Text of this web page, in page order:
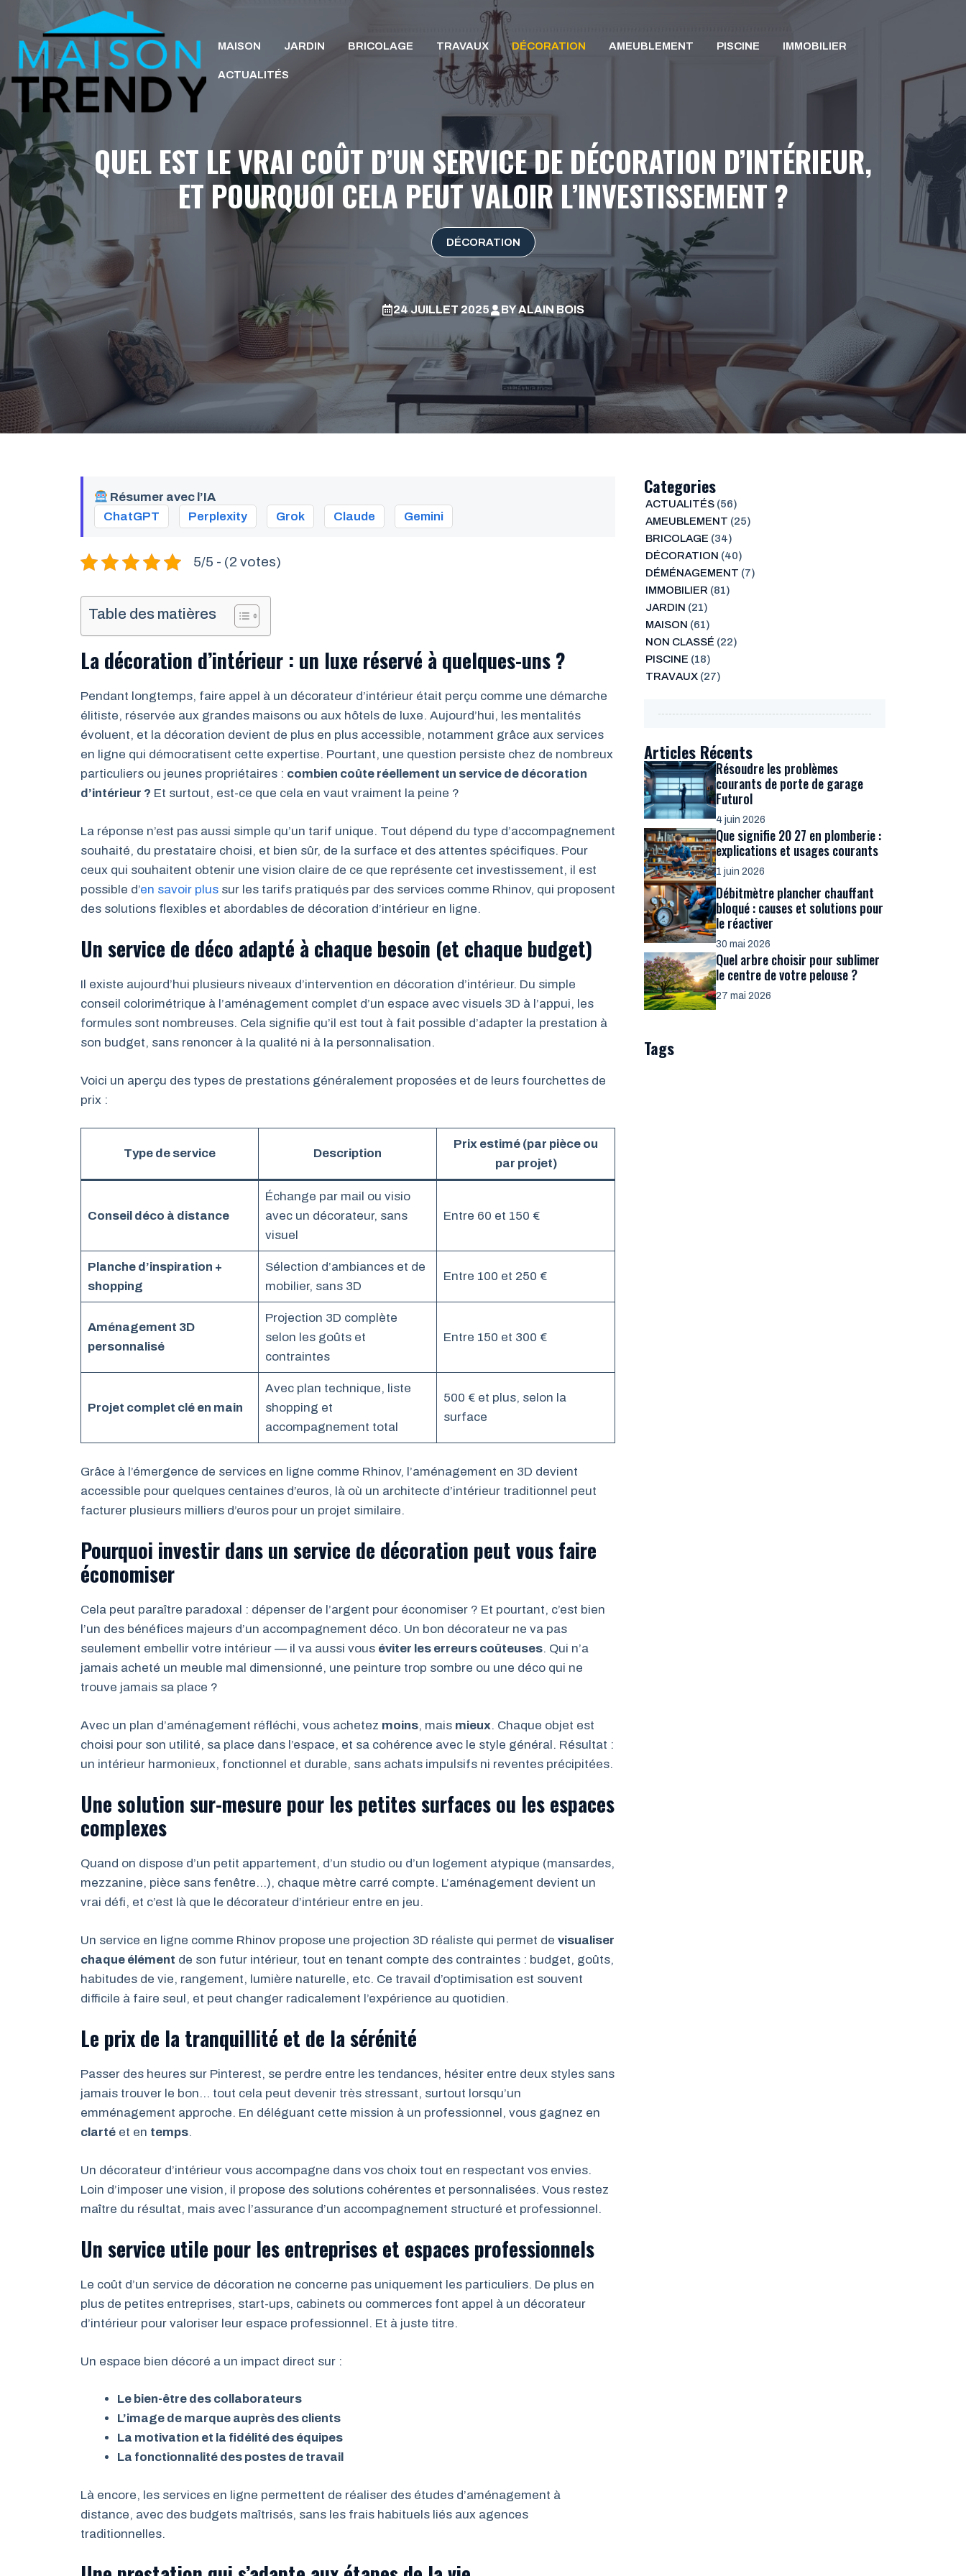
contenu
MAISON JARDIN BRICOLAGE TRAVAUX DÉCORATION AMEUBLEMENT PISCINE IMMOBILIER
ACTUALITÉS
QUEL EST LE VRAI COÛT D’UN SERVICE DE DÉCORATION D’INTÉRIEUR,
ET POURQUOI CELA PEUT VALOIR L’INVESTISSEMENT ?
DÉCORATION
24 JUILLET 2025 BYALAIN BOIS
Résumer avec l’IA
ChatGPT
Perplexity Grok Claude Gemini
5/5 - (2 votes)
Table des matières
La décoration d’intérieur : un luxe réservé à quelques-uns ?
Pendant longtemps, faire appel à un décorateur d’intérieur était perçu comme une démarche
élitiste, réservée aux grandes maisons ou aux hôtels de luxe. Aujourd’hui, les mentalités
évoluent, et la décoration devient de plus en plus accessible, notamment grâce aux services
en ligne qui démocratisent cette expertise. Pourtant, une question persiste chez de nombreux
particuliers ou jeunes propriétaires : combien coûte réellement un service de décoration
d’intérieur ? Et surtout, est-ce que cela en vaut vraiment la peine ?
La réponse n’est pas aussi simple qu’un tarif unique. Tout dépend du type d’accompagnement
souhaité, du prestataire choisi, et bien sûr, de la surface et des attentes spécifiques. Pour
ceux qui souhaitent obtenir une vision claire de ce que représente cet investissement, il est
possible d’en savoir plus sur les tarifs pratiqués par des services comme Rhinov, qui proposent
des solutions flexibles et abordables de décoration d’intérieur en ligne.
Un service de déco adapté à chaque besoin (et chaque budget)
Il existe aujourd’hui plusieurs niveaux d’intervention en décoration d’intérieur. Du simple
conseil colorimétrique à l’aménagement complet d’un espace avec visuels 3D à l’appui, les
formules sont nombreuses. Cela signifie qu’il est tout à fait possible d’adapter la prestation à
son budget, sans renoncer à la qualité ni à la personnalisation.
Voici un aperçu des types de prestations généralement proposées et de leurs fourchettes de
prix :
Type de service Description
Prix estimé (par pièce ou
par projet)
Conseil déco à distance
Échange par mail ou visio
avec un décorateur, sans
visuel
Entre 60 et 150 €
Planche d’inspiration +
shopping
Sélection d’ambiances et de
mobilier, sans 3D
Entre 100 et 250 €
Aménagement 3D
personnalisé
Projection 3D complète
selon les goûts et
contraintes
Entre 150 et 300 €
Projet complet clé en main
Avec plan technique, liste
shopping et
accompagnement total
500 € et plus, selon la
surface
Grâce à l’émergence de services en ligne comme Rhinov, l’aménagement en 3D devient
accessible pour quelques centaines d’euros, là où un architecte d’intérieur traditionnel peut
facturer plusieurs milliers d’euros pour un projet similaire.
Pourquoi investir dans un service de décoration peut vous faire
économiser
Cela peut paraître paradoxal : dépenser de l’argent pour économiser ? Et pourtant, c’est bien
l’un des bénéfices majeurs d’un accompagnement déco. Un bon décorateur ne va pas
seulement embellir votre intérieur — il va aussi vous éviter les erreurs coûteuses. Qui n’a
jamais acheté un meuble mal dimensionné, une peinture trop sombre ou une déco qui ne
trouve jamais sa place ?
Avec un plan d’aménagement réfléchi, vous achetez moins, mais mieux. Chaque objet est
choisi pour son utilité, sa place dans l’espace, et sa cohérence avec le style général. Résultat :
un intérieur harmonieux, fonctionnel et durable, sans achats impulsifs ni reventes précipitées.
Une solution sur-mesure pour les petites surfaces ou les espaces
complexes
Quand on dispose d’un petit appartement, d’un studio ou d’un logement atypique (mansardes,
mezzanine, pièce sans fenêtre…), chaque mètre carré compte. L’aménagement devient un
vrai défi, et c’est là que le décorateur d’intérieur entre en jeu.
Un service en ligne comme Rhinov propose une projection 3D réaliste qui permet de visualiser
chaque élément de son futur intérieur, tout en tenant compte des contraintes : budget, goûts,
habitudes de vie, rangement, lumière naturelle, etc. Ce travail d’optimisation est souvent
difficile à faire seul, et peut changer radicalement l’expérience au quotidien.
Le prix de la tranquillité et de la sérénité
Passer des heures sur Pinterest, se perdre entre les tendances, hésiter entre deux styles sans
jamais trouver le bon… tout cela peut devenir très stressant, surtout lorsqu’un
emménagement approche. En déléguant cette mission à un professionnel, vous gagnez en
clarté et en temps.
Un décorateur d’intérieur vous accompagne dans vos choix tout en respectant vos envies.
Loin d’imposer une vision, il propose des solutions cohérentes et personnalisées. Vous restez
maître du résultat, mais avec l’assurance d’un accompagnement structuré et professionnel.
Un service utile pour les entreprises et espaces professionnels
Le coût d’un service de décoration ne concerne pas uniquement les particuliers. De plus en
plus de petites entreprises, start-ups, cabinets ou commerces font appel à un décorateur
d’intérieur pour valoriser leur espace professionnel. Et à juste titre.
Un espace bien décoré a un impact direct sur :
Le bien-être des collaborateurs
L’image de marque auprès des clients
La motivation et la fidélité des équipes
La fonctionnalité des postes de travail
Là encore, les services en ligne permettent de réaliser des études d’aménagement à
distance, avec des budgets maîtrisés, sans les frais habituels liés aux agences
traditionnelles.
Categories
ACTUALITÉS(56)
AMEUBLEMENT (25)
BRICOLAGE (34)
DÉCORATION (40)
DÉMÉNAGEMENT (7)
IMMOBILIER (81)
JARDIN (21)
MAISON (61)
NON CLASSÉ (22)
PISCINE (18)
TRAVAUX(27)
Articles Récents
Résoudre les problèmes
courants de porte de garage
Futurol
4 juin 2026
Que signifie 20 27 en plomberie :
explications et usages courants
1 juin 2026
Débitmètre plancher chauffant
bloqué : causes et solutions pour
le réactiver
30 mai 2026
Quel arbre choisir pour sublimer
le centre de votre pelouse ?
27 mai 2026
Tags